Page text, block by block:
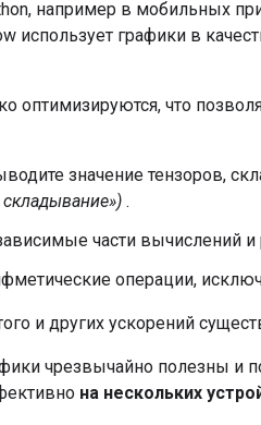
например в мобильных
использует графики в
оптимизируются, что
значение тензоров,
складывание») .
части вычислений
операции,
и других ускорений
чрезвычайно полезны и
на нескольких